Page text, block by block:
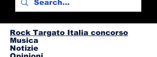
Rock Targato Italia concorso
Musica
Notizie